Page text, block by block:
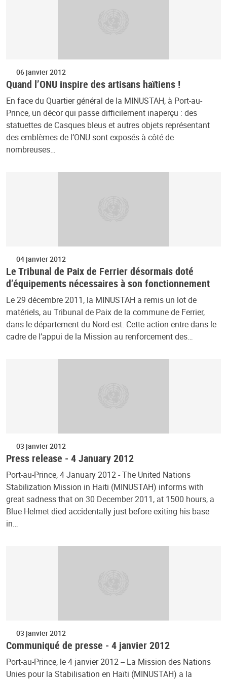
06 janvier 2012
Quand l’ONU inspire des artisans haïtiens !
En face du Quartier général de la MINUSTAH, à Port-au-
Prince, un décor qui passe difficilement inaperçu : des
statuettes de Casques bleus et autres objets représentant
des emblèmes de l’ONU sont exposés à côté de
nombreuses…
04 janvier 2012
Le Tribunal de Paix de Ferrier désormais doté
d’équipements nécessaires à son fonctionnement
Le 29 décembre 2011, la MINUSTAH a remis un lot de
matériels, au Tribunal de Paix de la commune de Ferrier,
dans le département du Nord-est. Cette action entre dans le
cadre de l’appui de la Mission au renforcement des…
03 janvier 2012
Press release - 4 January 2012
Port-au-Prince, 4 January 2012 - The United Nations
Stabilization Mission in Haiti (MINUSTAH) informs with
great sadness that on 30 December 2011, at 1500 hours, a
Blue Helmet died accidentally just before exiting his base
in…
03 janvier 2012
Communiqué de presse - 4 janvier 2012
Port-au-Prince, le 4 janvier 2012 -- La Mission des Nations
Unies pour la Stabilisation en Haïti (MINUSTAH) a la